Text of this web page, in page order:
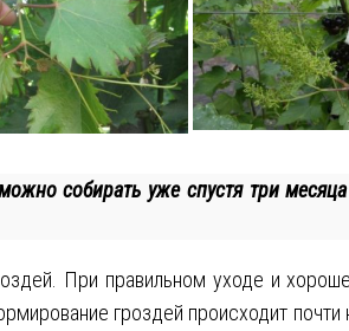
собирать уже спустя три
При правильном уходе и
гроздей происходит